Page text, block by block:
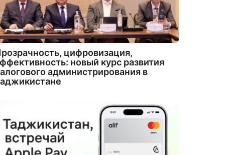
цифровизация,
новый курс развития
администрирования в